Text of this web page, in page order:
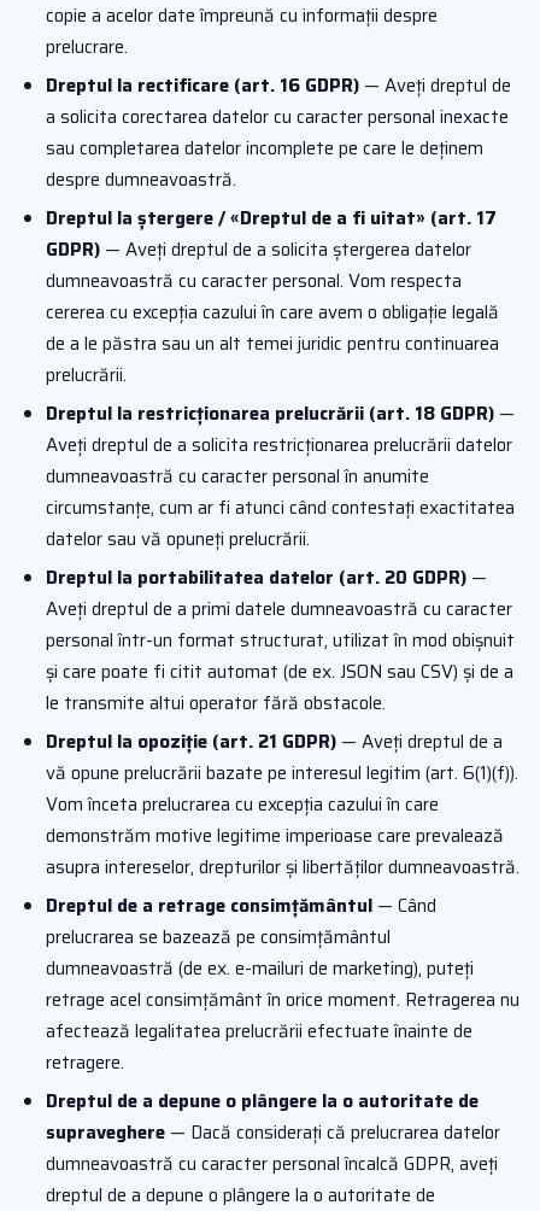
copie a acelor date împreună cu informații despre
prelucrare.
Dreptul la rectificare (art. 16 GDPR) — Aveți dreptul de
a solicita corectarea datelor cu caracter personal inexacte
sau completarea datelor incomplete pe care le deținem
despre dumneavoastră.
Dreptul la ștergere / «Dreptul de a fi uitat» (art. 17
GDPR) — Aveți dreptul de a solicita ștergerea datelor
dumneavoastră cu caracter personal. Vom respecta
cererea cu excepția cazului în care avem o obligație legală
de a le păstra sau un alt temei juridic pentru continuarea
prelucrării.
Dreptul la restricționarea prelucrării (art. 18 GDPR) —
Aveți dreptul de a solicita restricționarea prelucrării datelor
dumneavoastră cu caracter personal în anumite
circumstanțe, cum ar fi atunci când contestați exactitatea
datelor sau vă opuneți prelucrării.
Dreptul la portabilitatea datelor (art. 20 GDPR) —
Aveți dreptul de a primi datele dumneavoastră cu caracter
personal într-un format structurat, utilizat în mod obișnuit
și care poate fi citit automat (de ex. JSON sau CSV) și de a
le transmite altui operator fără obstacole.
Dreptul la opoziție (art. 21 GDPR) — Aveți dreptul de a
vă opune prelucrării bazate pe interesul legitim (art. 6(1)(f)).
Vom înceta prelucrarea cu excepția cazului în care
demonstrăm motive legitime imperioase care prevalează
asupra intereselor, drepturilor și libertăților dumneavoastră.
Dreptul de a retrage consimțământul — Când
prelucrarea se bazează pe consimțământul
dumneavoastră (de ex. e-mailuri de marketing), puteți
retrage acel consimțământ în orice moment. Retragerea nu
afectează legalitatea prelucrării efectuate înainte de
retragere.
Dreptul de a depune o plângere la o autoritate de
supraveghere — Dacă considerați că prelucrarea datelor
dumneavoastră cu caracter personal încalcă GDPR, aveți
dreptul de a depune o plângere la o autoritate de